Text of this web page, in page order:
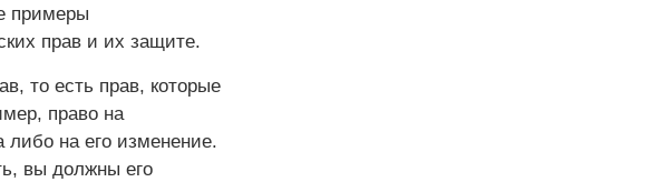
примеры
прав и их защите.
то есть прав, которые
право на
либо на его изменение.
вы должны его